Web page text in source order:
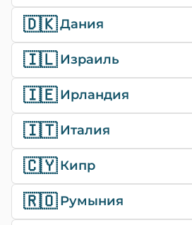
🇩🇰Дания
🇮🇱 Израиль
🇮🇪 Ирландия
🇮🇹 Италия
🇨🇾 Кипр
🇷🇴 Румыния